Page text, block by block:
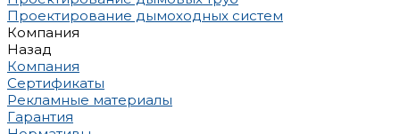
Проектирование дымоходных систем
Компания
Назад
Компания
Сертификаты
Рекламные материалы
Гарантия